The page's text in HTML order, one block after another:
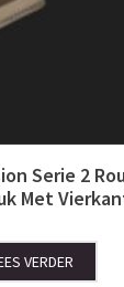
Serie 2
Met
VERDER